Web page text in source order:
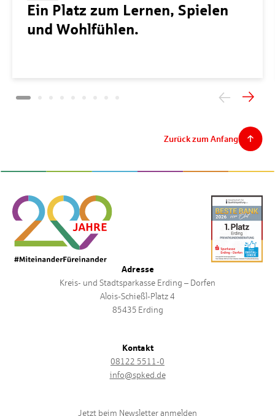
Ein Platz zum Lernen, Spielen
und Wohlfühlen.
Zurück zum Anfang
Adresse
Kreis- und Stadtsparkasse Erding – Dorfen
Alois-Schießl-Platz 4
85435 Erding
Kontakt
08122 5511-0
info@spked.de
Jetzt beim Newsletter anmelden